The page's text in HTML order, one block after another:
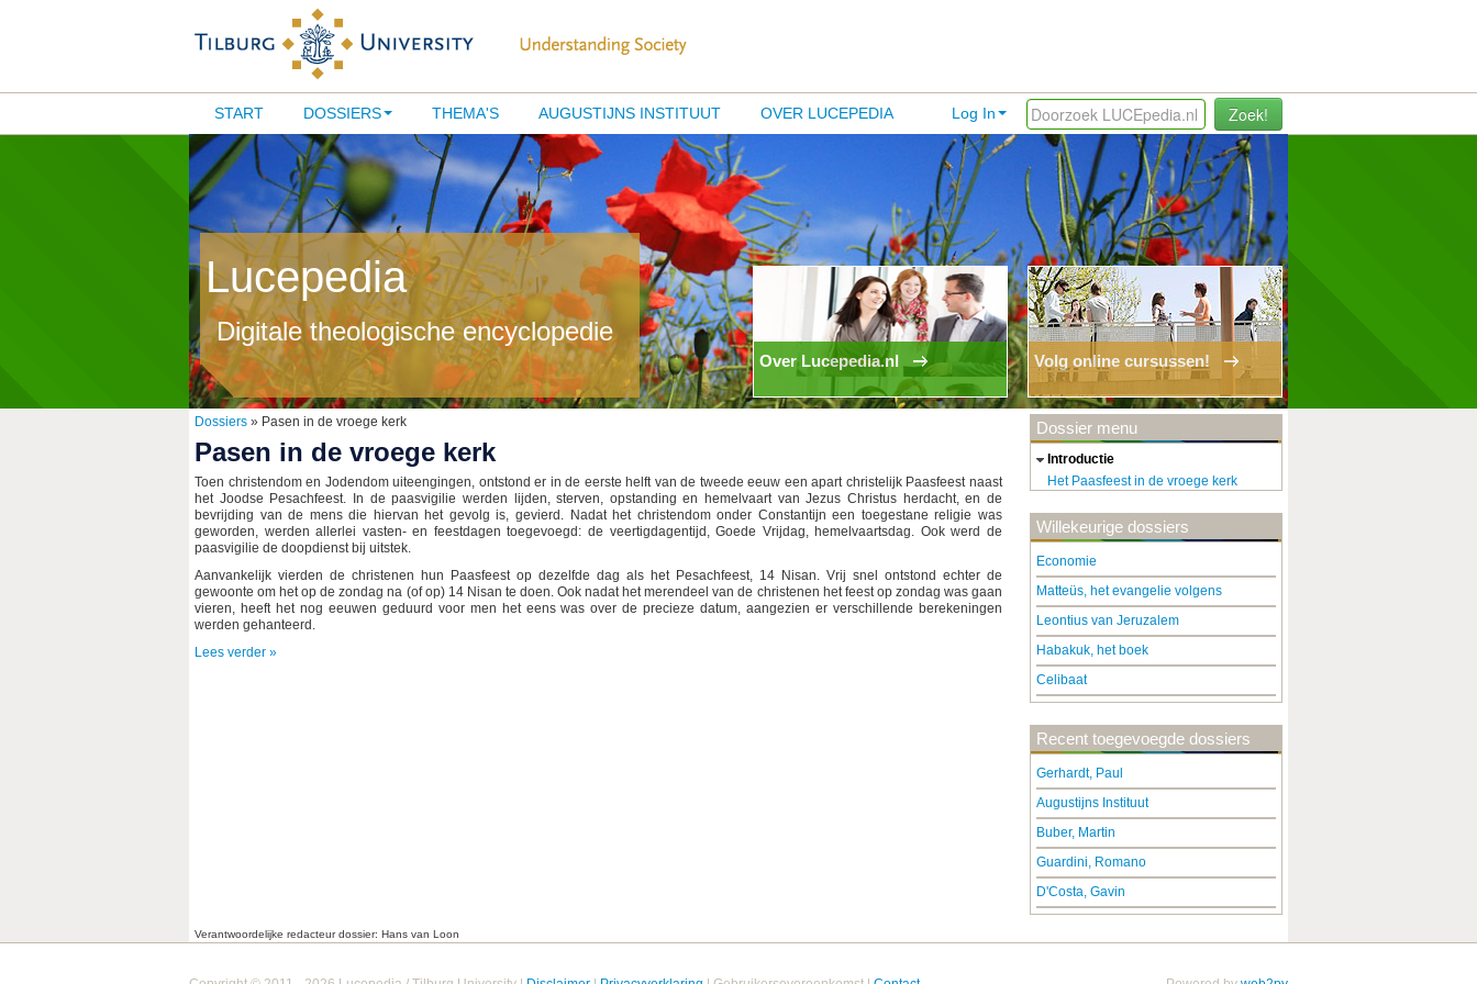
Zoek!
Log In
START DOSSIERS THEMA'S AUGUSTIJNS INSTITUUT OVER LUCEPEDIA
Lucepedia
Digitale theologische encyclopedie
Volg online cursussen!
Over Lucepedia.nl
Verantwoordelijke redacteur dossier: Hans van Loon
Dossiers » Pasen in de vroege kerk
Pasen in de vroege kerk
Toen christendom en Jodendom uiteengingen, ontstond er in de eerste helft van de tweede eeuw een apart christelijk Paasfeest naast
het Joodse Pesachfeest. In de paasvigilie werden lijden, sterven, opstanding en hemelvaart van Jezus Christus herdacht, en de
bevrijding van de mens die hiervan het gevolg is, gevierd. Nadat het christendom onder Constantijn een toegestane religie was
geworden, werden allerlei vasten- en feestdagen toegevoegd: de veertigdagentijd, Goede Vrijdag, hemelvaartsdag. Ook werd de
paasvigilie de doopdienst bij uitstek.
Aanvankelijk vierden de christenen hun Paasfeest op dezelfde dag als het Pesachfeest, 14 Nisan. Vrij snel ontstond echter de
gewoonte om het op de zondag na (of op) 14 Nisan te doen. Ook nadat het merendeel van de christenen het feest op zondag was gaan
vieren, heeft het nog eeuwen geduurd voor men het eens was over de precieze datum, aangezien er verschillende berekeningen
werden gehanteerd.
Lees verder »
Dossier menu
introductie
Het Paasfeest in de vroege kerk
Willekeurige dossiers
Economie
Matteüs, het evangelie volgens
Leontius van Jeruzalem
Habakuk, het boek
Celibaat
Recent toegevoegde dossiers
Gerhardt, Paul
Augustijns Instituut
Buber, Martin
Guardini, Romano
D'Costa, Gavin